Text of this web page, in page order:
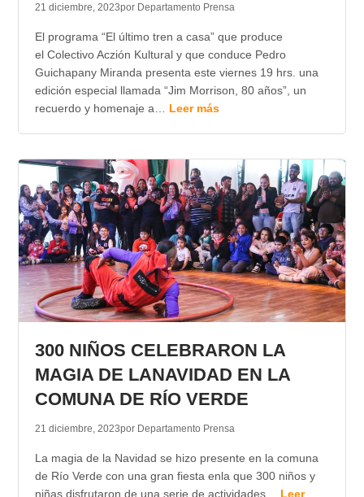
21 diciembre, 2023por Departamento Prensa
El programa “El último tren a casa” que produce
el Colectivo Aczión Kultural y que conduce Pedro
Guichapany Miranda presenta este viernes 19 hrs. una
edición especial llamada “Jim Morrison, 80 años”, un
recuerdo y homenaje a… Leer más
300 NIÑOS CELEBRARON LA
MAGIA DE LANAVIDAD EN LA
COMUNA DE RÍO VERDE
21 diciembre, 2023por Departamento Prensa
La magia de la Navidad se hizo presente en la comuna
de Río Verde con una gran fiesta enla que 300 niños y
niñas disfrutaron de una serie de actividades… Leer